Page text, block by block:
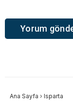
Ana Sayfa › Isparta